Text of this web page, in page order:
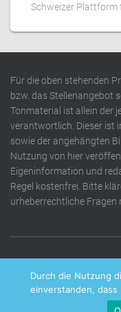
Schweizer Plattform
Für die oben stehenden
bzw. das Stellenangebot
Tonmaterial ist allein der
verantwortlich. Dieser ist
sowie der angehängten
Nutzung von hier
Eigeninformation und
Regel kostenfrei. Bitte
urheberrechtliche Fragen
Durch die Nutzung
einverstanden,